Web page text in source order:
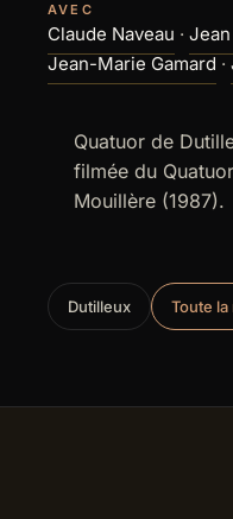
AVEC
Claude Naveau ·
Jean-Marie Gamard ·
Quatuor de
filmée du
Mouillère (1987).
Dutilleux Toute